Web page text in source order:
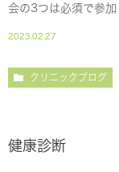
会の3つは必須で参
2023.02.27
クリニックブログ
健康診断